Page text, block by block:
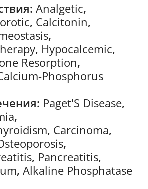
Analgetic,
, Calcitonin,
,
, Hypocalcemic,
Resorption,
Phosphorus
Paget'S Disease,
,
, Carcinoma,
,
, Pancreatitis,
, Alkaline Phosphatase